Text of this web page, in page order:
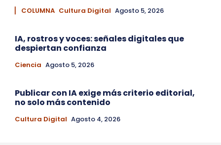
▏ COLUMNA Cultura Digital Agosto 5, 2026
IA, rostros y voces: señales digitales que
despiertan confianza
Ciencia Agosto 5, 2026
Publicar con IA exige más criterio editorial,
no solo más contenido
Cultura Digital Agosto 4, 2026